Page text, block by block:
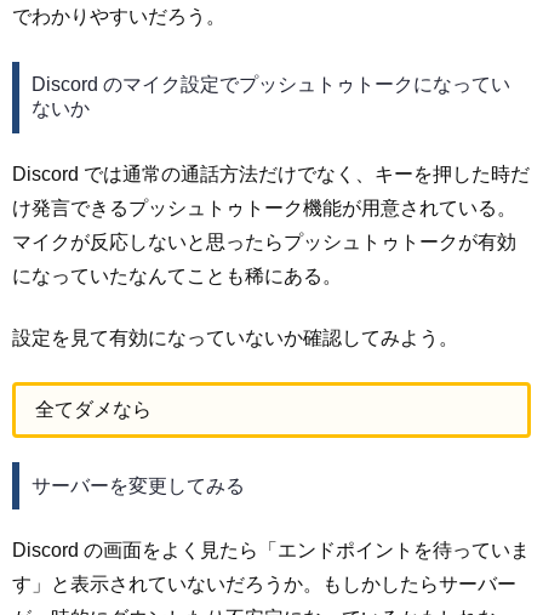
でわかりやすいだろう。
Discord のマイク設定でプッシュトゥトークになってい
ないか
Discord では通常の通話方法だけでなく、キーを押した時だ
け発言できるプッシュトゥトーク機能が用意されている。
マイクが反応しないと思ったらプッシュトゥトークが有効
になっていたなんてことも稀にある。
設定を見て有効になっていないか確認してみよう。
全てダメなら
サーバーを変更してみる
Discord の画面をよく見たら「エンドポイントを待っていま
す」と表示されていないだろうか。もしかしたらサーバー